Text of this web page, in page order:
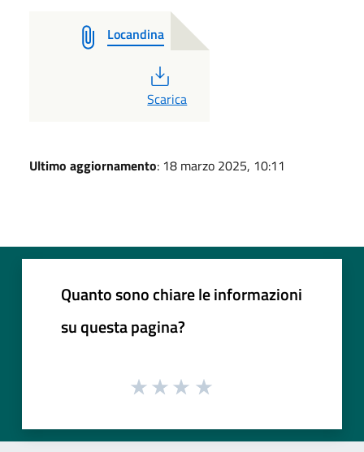
Locandina
PDF
Scarica
Ultimo aggiornamento: 18 marzo 2025, 10:11
Quanto sono chiare le informazioni
su questa pagina?